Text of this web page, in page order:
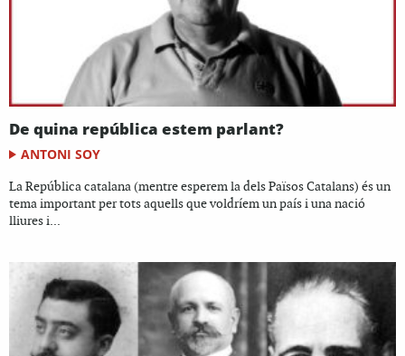
De quina república estem parlant?
ANTONI SOY
La República catalana (mentre esperem la dels Països Catalans) és un
tema important per tots aquells que voldríem un país i una nació
lliures i...